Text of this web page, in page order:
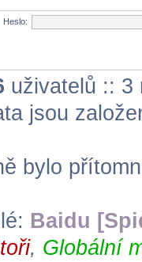
Heslo:
uživatelů :: 3
jsou
bylo
Baidu
, Globální